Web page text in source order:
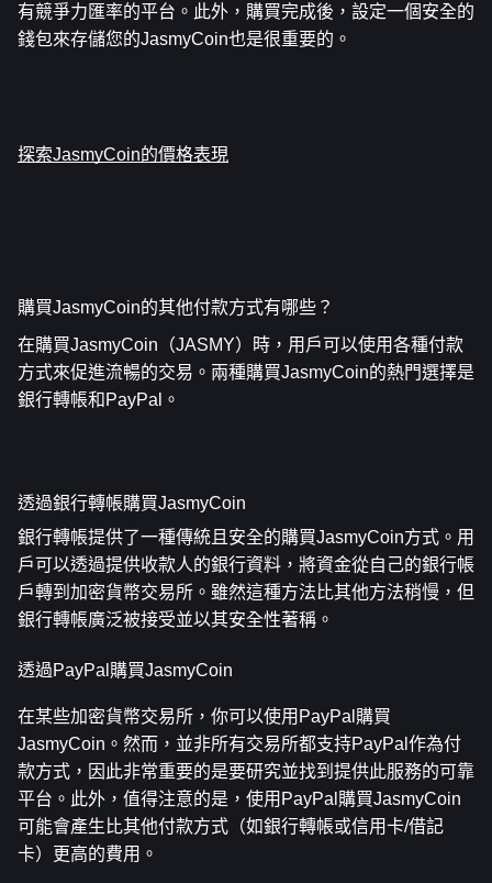
有競爭力匯率的平台。此外，購買完成後，設定一個安全的
錢包來存儲您的JasmyCoin也是很重要的。
探索JasmyCoin的價格表現
購買JasmyCoin的其他付款方式有哪些？
在購買JasmyCoin（JASMY）時，用戶可以使用各種付款
方式來促進流暢的交易。兩種購買JasmyCoin的熱門選擇是
銀行轉帳和PayPal。
透過銀行轉帳購買JasmyCoin
銀行轉帳提供了一種傳統且安全的購買JasmyCoin方式。用
戶可以透過提供收款人的銀行資料，將資金從自己的銀行帳
戶轉到加密貨幣交易所。雖然這種方法比其他方法稍慢，但
銀行轉帳廣泛被接受並以其安全性著稱。
透過PayPal購買JasmyCoin
在某些加密貨幣交易所，你可以使用PayPal購買
JasmyCoin。然而，並非所有交易所都支持PayPal作為付
款方式，因此非常重要的是要研究並找到提供此服務的可靠
平台。此外，值得注意的是，使用PayPal購買JasmyCoin
可能會產生比其他付款方式（如銀行轉帳或信用卡/借記
卡）更高的費用。